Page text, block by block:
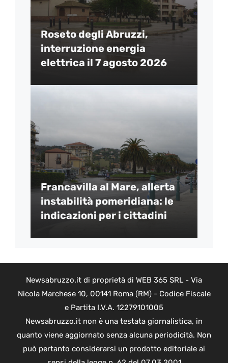
Roseto degli Abruzzi,
interruzione energia
elettrica il 7 agosto 2026
Francavilla al Mare, allerta
instabilità pomeridiana: le
indicazioni per i cittadini
Newsabruzzo.it di proprietà di WEB 365 SRL - Via
Nicola Marchese 10, 00141 Roma (RM) - Codice Fiscale
e Partita I.V.A. 12279101005
Newsabruzzo.it non è una testata giornalistica, in
quanto viene aggiornato senza alcuna periodicità. Non
può pertanto considerarsi un prodotto editoriale ai